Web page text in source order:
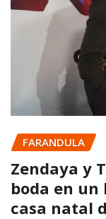
FARANDULA
Zendaya y
boda en un
casa natal